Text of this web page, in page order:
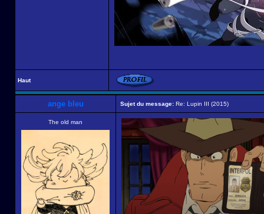
Haut
ange bleu Sujet du message: Re: Lupin III (2015)
The old man